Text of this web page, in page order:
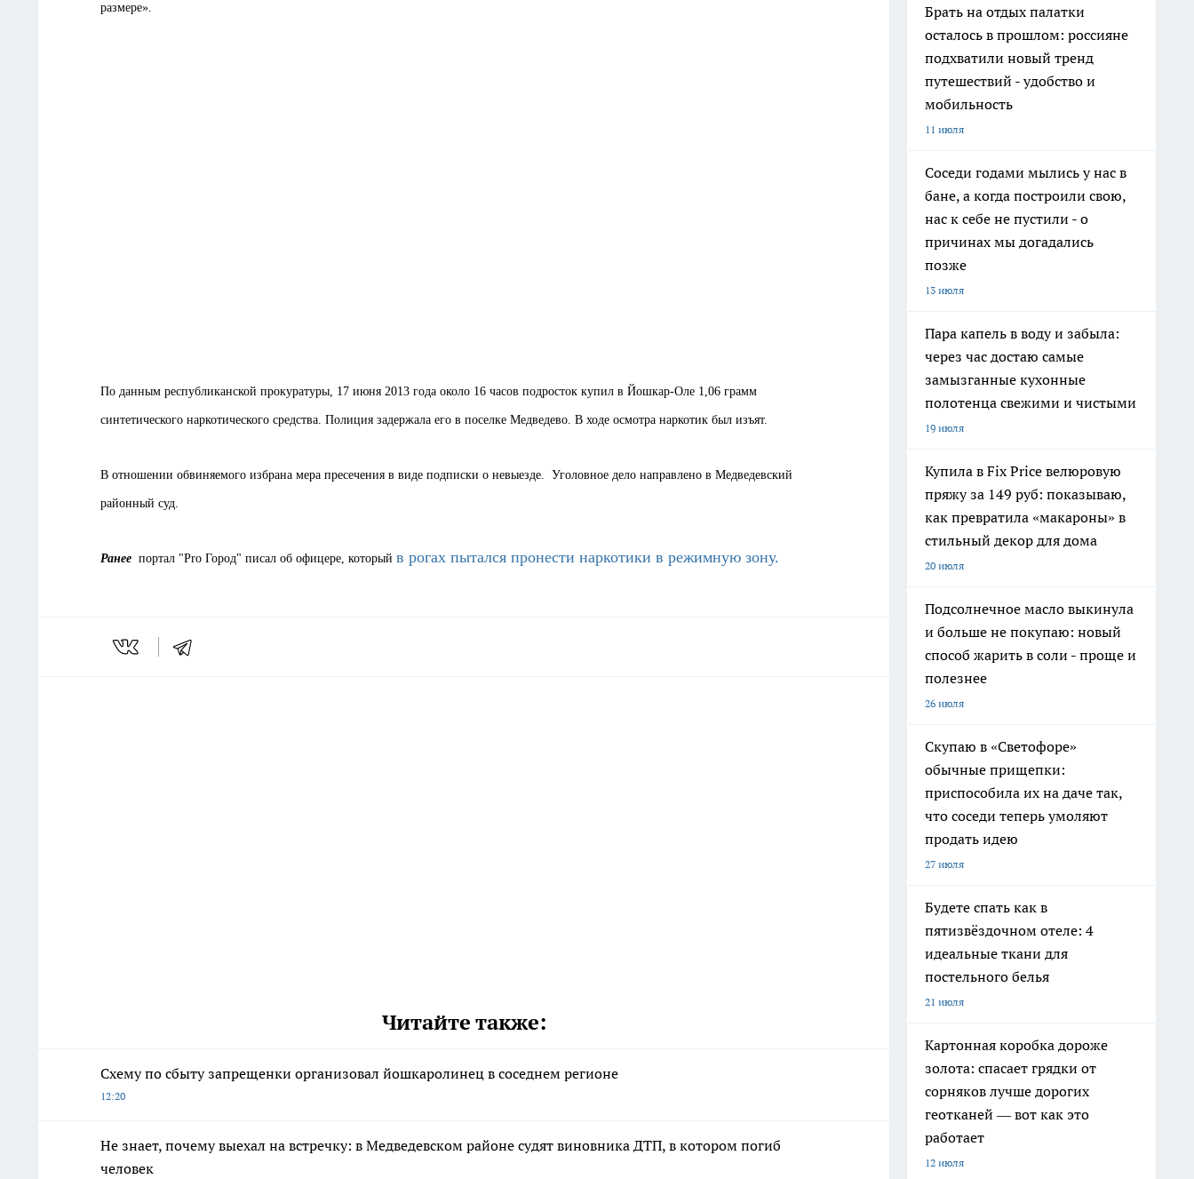
размере».
По данным республиканской прокуратуры, 17 июня 2013 года около 16 часов подросток купил в Йошкар-Оле 1,06 грамм
синтетического наркотического средства. Полиция задержала его в поселке Медведево. В ходе осмотра наркотик был изъят.
В отношении обвиняемого избрана мера пресечения в виде подписки о невыезде. Уголовное дело направлено в Медведевский
районный суд.
Ранее портал "Pro Город" писал об офицере, который в рогах пытался пронести наркотики в режимную зону.
Читайте также:
Схему по сбыту запрещенки организовал йошкаролинец в соседнем регионе
12:20
Не знает, почему выехал на встречку: в Медведевском районе судят виновника ДТП, в котором погиб
человек
Брать на отдых палатки
осталось в прошлом: россияне
подхватили новый тренд
путешествий - удобство и
мобильность
11 июля
Соседи годами мылись у нас в
бане, а когда построили свою,
нас к себе не пустили - о
причинах мы догадались
позже
13 июля
Пара капель в воду и забыла:
через час достаю самые
замызганные кухонные
полотенца свежими и чистыми
19 июля
Купила в Fix Price велюровую
пряжу за 149 руб: показываю,
как превратила «макароны» в
стильный декор для дома
20 июля
Подсолнечное масло выкинула
и больше не покупаю: новый
способ жарить в соли - проще и
полезнее
26 июля
Скупаю в «Светофоре»
обычные прищепки:
приспособила их на даче так,
что соседи теперь умоляют
продать идею
27 июля
Будете спать как в
пятизвёздочном отеле: 4
идеальные ткани для
постельного белья
21 июля
Картонная коробка дороже
золота: спасает грядки от
сорняков лучше дорогих
геотканей — вот как это
работает
12 июля